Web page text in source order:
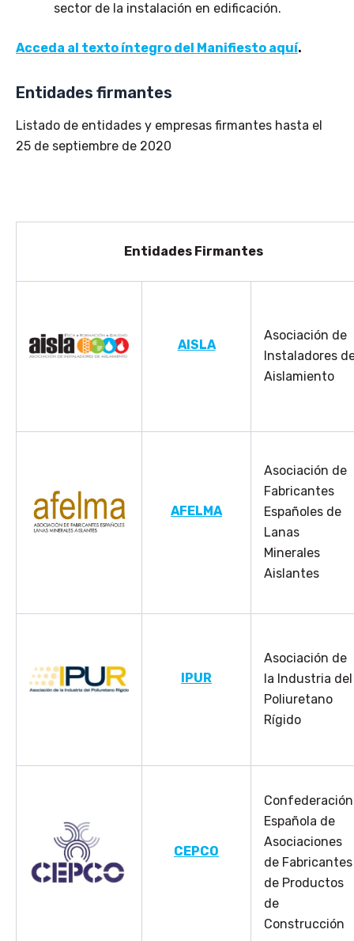
sector de la instalación en edificación.
Acceda al texto íntegro del Manifiesto aquí.
Entidades firmantes
Listado de entidades y empresas firmantes hasta el
25 de septiembre de 2020
Entidades Firmantes
AISLA
Asociación de
Instaladores
Aislamiento
AFELMA
Asociación de
Fabricantes
Españoles de
Lanas
Minerales
Aislantes
IPUR
Asociación de
la Industria del
Poliuretano
Rígido
CEPCO
Confederación
Española de
Asociaciones
de Fabricantes
de Productos
de
Construcción